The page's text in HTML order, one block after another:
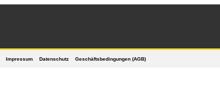
Impressum Datenschutz Geschäftsbedingungen (AGB)